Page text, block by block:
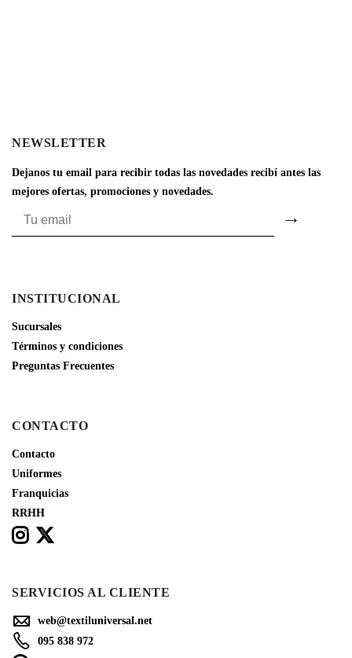
NEWSLETTER
Dejanos tu email para recibir todas las novedades recibí antes las
mejores ofertas, promociones y novedades.
INSTITUCIONAL
Sucursales
Términos y condiciones
Preguntas Frecuentes
CONTACTO
Contacto
Uniformes
Franquicias
RRHH
SERVICIOS AL CLIENTE
web@textiluniversal.net
095 838 972